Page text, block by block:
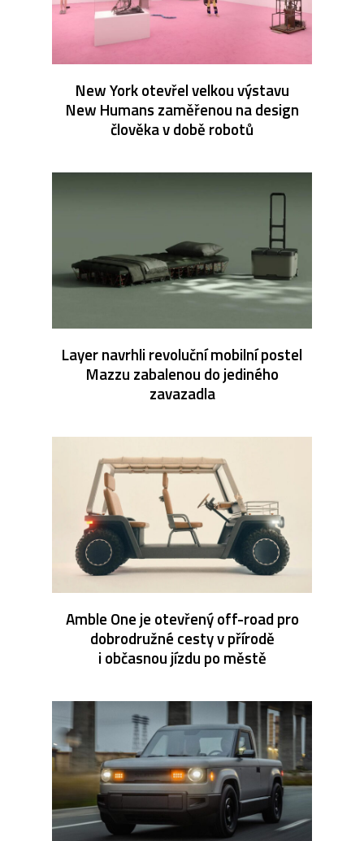
New York otevřel velkou výstavu
New Humans zaměřenou na design
člověka v době robotů
Layer navrhli revoluční mobilní postel
Mazzu zabalenou do jediného
zavazadla
Amble One je otevřený off-road pro
dobrodružné cesty v přírodě
i občasnou jízdu po městě